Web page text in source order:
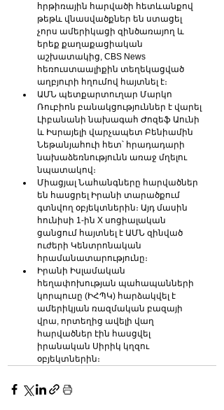
հրթիռային հարվածի հետևանքով
թեթև վնասվածքներ են ստացել
չորս ամերիկացի զինծառայող և
երեք քաղաքացիական
աշխատակից, CBS News
հեռուստաալիքին տեղեկացված
աղբյուրի հղումով հայտնել է։
ԱՄՆ պետքարտուղար Մարկո
Ռուբիոն բանակցություններ է վարել
Լիբանանի նախագահ Ժոզեֆ Աունի
և Իսրայելի վարչապետ Բենիամին
Նեթանյահուի հետ՝ հրադադարի
նախաձեռնությունն առաջ մղելու
նպատակով։
Միացյալ Նահանգները հարվածներ
են հասցրել Իրանի տարածքում
գտնվող օբյեկտներին։ Այդ մասին
հունիսի 1-ին X սոցիալական
ցանցում հայտնել է ԱՄՆ զինված
ուժերի Կենտրոնական
հրամանատարությունը։
Իրանի Իսլամական
հեղափոխության պահապանների
կորպուսը (ԻՀՊԿ) հարձակվել է
ամերիկյան ռազմական բազայի
վրա, որտեղից ավելի վաղ
հարվածներ էին հասցվել
իրանական Սիրիկ կղզու
օբյեկտներին։